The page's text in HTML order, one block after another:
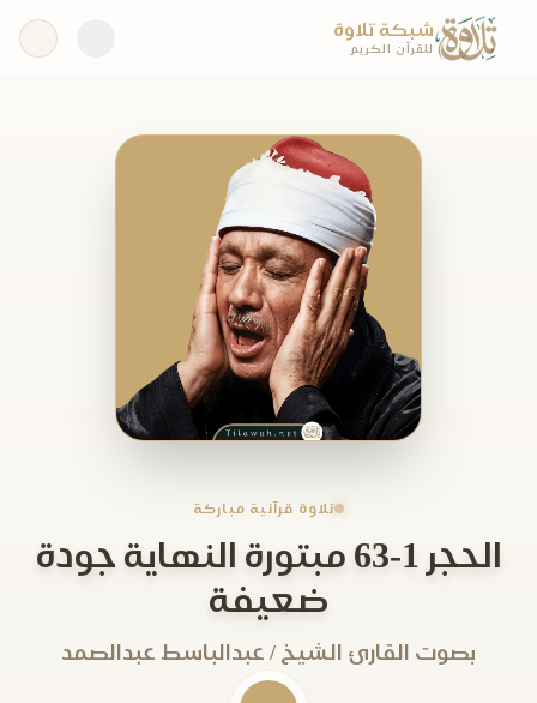
شبكة تلاوة
للقرآن الكريم
تلاوة قرآنية مباركة
الحجر 1-63 مبتورة النهاية جودة
ضعيفة
بصوت القارئ الشيخ / عبدالباسط عبدالصمد